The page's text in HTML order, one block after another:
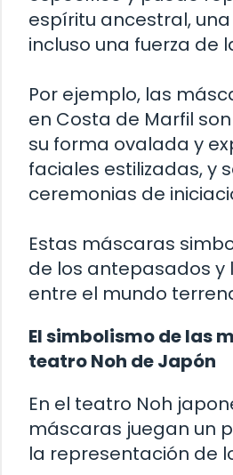
espíritu ancestral,
incluso una fuerza de
Por ejemplo, las
en Costa de Marfil
su forma ovalada y
faciales estilizadas, y
ceremonias de
Estas máscaras
de los antepasados y
entre el mundo
El simbolismo de las
teatro Noh de Japón
En el teatro Noh
máscaras juegan un
la representación de